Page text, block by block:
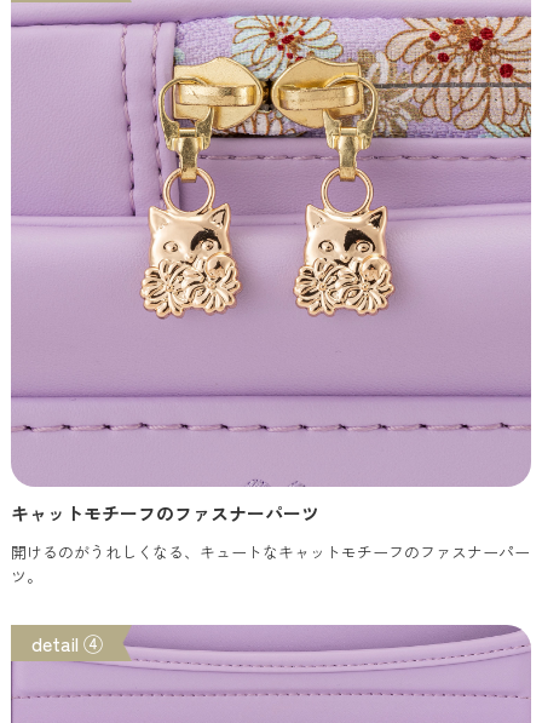
キャットモチーフのファスナーパーツ
開けるのがうれしくなる、キュートなキャットモチーフのファスナーパー
ツ。
detail ④